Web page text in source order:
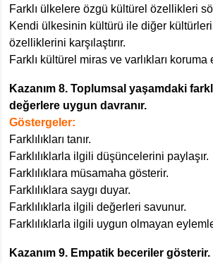
Farklı ülkelere özgü kültürel özellikleri
Kendi ülkesinin kültürü ile diğer
özelliklerini karşılaştırır.
Farklı kültürel miras ve varlıkları koruma
Kazanım 8. Toplumsal yaşamdaki
değerlere uygun davranır.
Göstergeler:
Farklılıkları tanır.
Farklılıklarla ilgili düşüncelerini paylaşır.
Farklılıklara müsamaha gösterir.
Farklılıklara saygı duyar.
Farklılıklarla ilgili değerleri savunur.
Farklılıklarla ilgili uygun olmayan
Kazanım 9. Empatik beceriler gösterir.